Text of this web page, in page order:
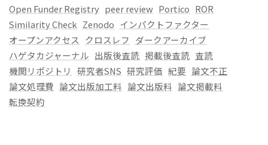
Open Funder Registry peer review Portico ROR
Similarity Check Zenodo インパクトファクター
オープンアクセス クロスレフ ダークアーカイブ
ハゲタカジャーナル 出版後査読 掲載後査読 査読
機関リポジトリ
研究者SNS 研究評価 紀要 論文不正
論文処理費 論文出版加工料 論文出版料 論文掲載料
転換契約